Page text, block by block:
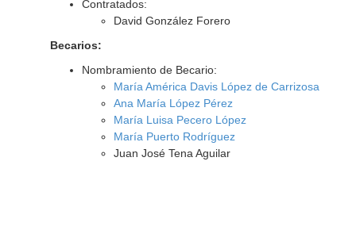
Contratados:
David González Forero
Becarios:
Nombramiento de Becario:
María América Davis López de Carrizosa
Ana María López Pérez
María Luisa Pecero López
María Puerto Rodríguez
Juan José Tena Aguilar